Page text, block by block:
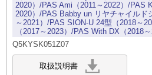
2020）/PAS Ami（2011～2022）/PAS
2020）/PAS Babby un リヤチャイルド
～2021）/PAS SION-U 24型（2018～
（2017～2023）/PAS With DX（2018～
Q5KYSK051Z07